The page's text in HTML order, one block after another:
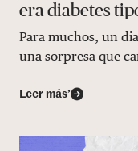
era diabetes
Para muchos, un
una sorpresa que
Leer más’